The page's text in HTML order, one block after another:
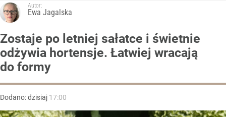
Autor:
Ewa Jagalska
Zostaje po letniej sałatce i świetnie
odżywia hortensje. Łatwiej wracają
do formy
Dodano:dzisiaj 17:00